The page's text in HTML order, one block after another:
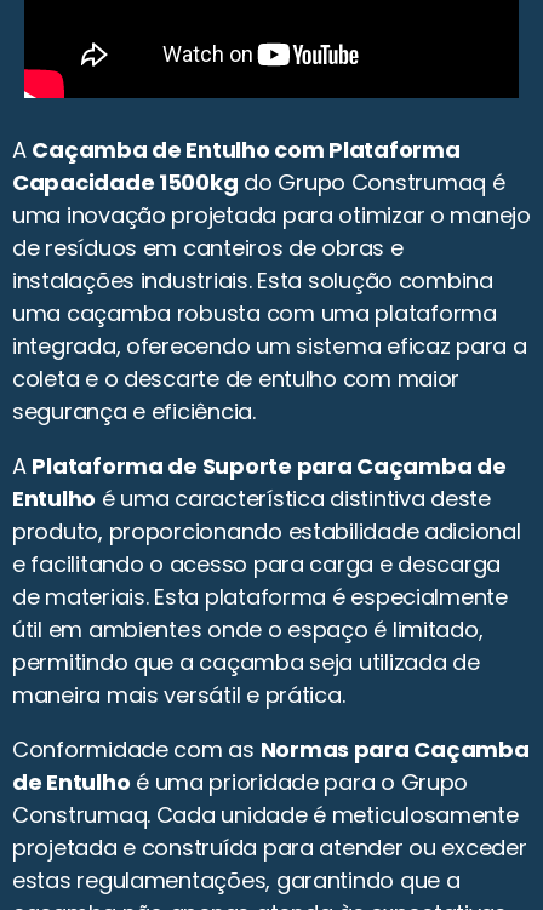
A Caçamba de Entulho com Plataforma
Capacidade 1500kg do Grupo Construmaq é
uma inovação projetada para otimizar o manejo
de resíduos em canteiros de obras e
instalações industriais. Esta solução combina
uma caçamba robusta com uma plataforma
integrada, oferecendo um sistema eficaz para a
coleta e o descarte de entulho com maior
segurança e eficiência.
A Plataforma de Suporte para Caçamba de
Entulho é uma característica distintiva deste
produto, proporcionando estabilidade adicional
e facilitando o acesso para carga e descarga
de materiais. Esta plataforma é especialmente
útil em ambientes onde o espaço é limitado,
permitindo que a caçamba seja utilizada de
maneira mais versátil e prática.
Conformidade com as Normas para Caçamba
de Entulho é uma prioridade para o Grupo
Construmaq. Cada unidade é meticulosamente
projetada e construída para atender ou exceder
estas regulamentações, garantindo que a